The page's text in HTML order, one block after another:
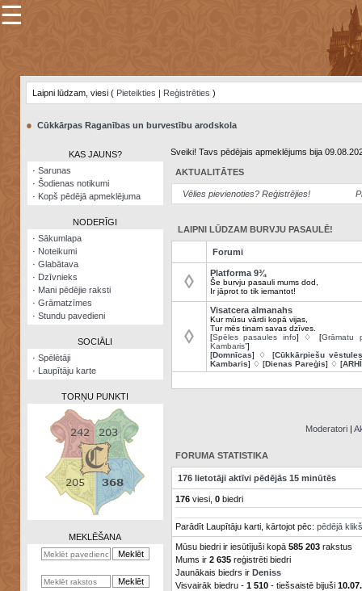
×
Šodienas
notikumi
Visatcera
almanahs
Arhīvs
Zināšanu
☰
Laipni lūdzam, viesi ( Pieteikties | Reģistrēties )
● Cūkkārpas Raganības un burvestību arodskola
KAS JAUNS?
· Sarunas
· Šodienas notikumi
· Kopš pēdējā apmeklējuma
NODERĪGI
· Sākumlapa
· Noteikumi
· Glabātava
· Dzīvnieks
· Mani pēdējie raksti
· Grāmatzīmes
· Stundu pavedieni
SOCIĀLI
· Spēlētāji
· Laupītāju karte
TORŅU PUNKTI
MEKLĒŠANA
Sveiki! Tavs pēdējais apmeklējums bija
AKTUALITĀTES
Vēlies pievienoties? Reģistrējies!
LAIPNI LŪDZAM BURVJU PASAULĒ!
Forumi
◊ Platforma 9¾
Še burvju pasauli mums dod,
Ir jāprot to tik iemantot!
◊
Visatcera almanahs
Kur mūsu vārdi kopā vijas,
Tur mēs tinam savas dzīves.
[Spēles pasaules info] ♢ [Grāmatu
Kambaris”]
[Domnīcas] ♢ [Cūkkārpiešu vēstules
Kambaris] ♢ [Dienas Pareģis] ♢ [
Moderatori |
FORUMA STATISTIKA
176 lietotāji aktīvi pēdējās 15 minūtēs
176viesi, 0biedri
Parādīt Laupītāju karti, kārtojot pēc: pēdējā
Mūsu biedri ir iesūtījuši kopā 585 203rakstus
Mums ir 2 635reģistrēti biedri
Jaunākais biedrs ir Deniss
Visvairāk biedru - 1 510- tiešsaistē bijuši